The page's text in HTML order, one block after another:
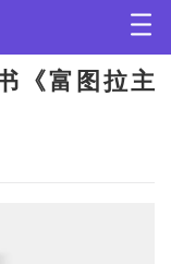
《富图拉主